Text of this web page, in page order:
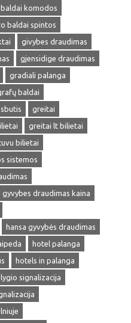
komodos
baldai spintos
givybes draudimas
gjensidige draudimas
gradiali palanga
baldai
greitai
greitai lt bilietai
bilietai
sistemos
gyvybes draudimas kaina
hansa gyvybės draudimas
hotel palanga
hotels in palanga
lygio signalizacija